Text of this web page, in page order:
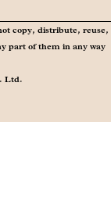
copy, distribute, reuse,
part of them in any way
Ltd.